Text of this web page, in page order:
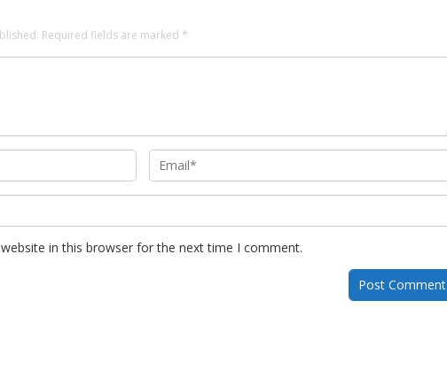
Required fields are marked *
in this browser for the next time I comment.